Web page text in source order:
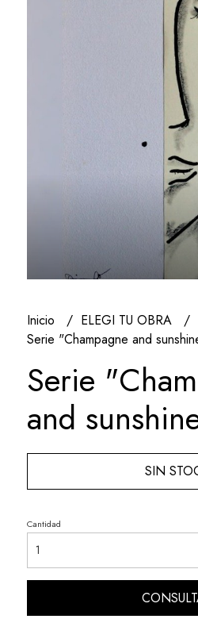
Inicio
ELEGI TU OBRA
Serie "Champagne and
Serie
and
SIN
Cantidad